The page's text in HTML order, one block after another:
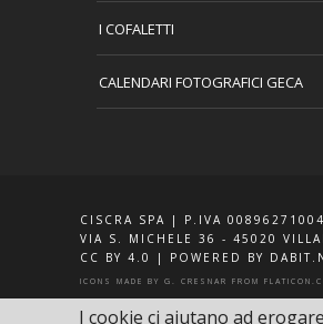
I COFALETTI
CALENDARI FOTOGRAFICI GECA
CISCRA SPA | P.IVA
VIA S. MICHELE 36 - 45020
CC BY 4.0
| POWERED BY
ICONS MADE BY G. CRESNAR FROM
I cookie ci aiutano ad